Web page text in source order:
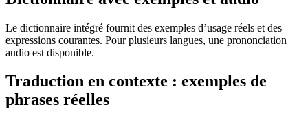
Le dictionnaire intégré fournit des exemples d’usage réels et des
expressions courantes. Pour plusieurs langues, une prononciation
audio est disponible.
Traduction en contexte : exemples de
phrases réelles